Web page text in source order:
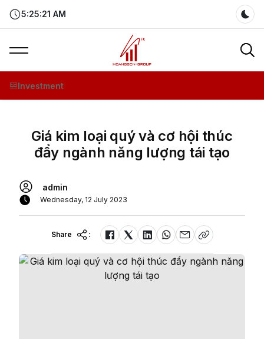
5:25:22 AM
Investment
Giá kim loại quý và cơ hội thúc
đẩy ngành năng lượng tái tạo
admin
Wednesday, 12 July 2023
Share :